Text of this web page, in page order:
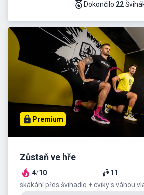
Dokončilo 22
Premium
Zůstaň ve hře
4/10 11
skákání přes švihadlo + cviky s váhou